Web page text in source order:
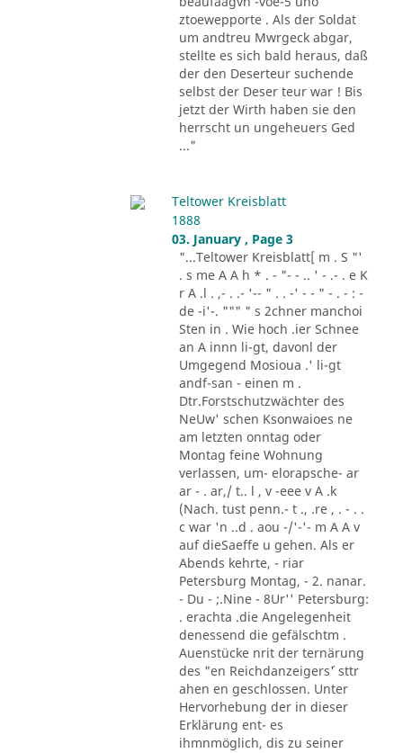
ztoewepporte . Als der Soldat
um andtreu Mwrgeck abgar,
stellte es sich bald heraus, daß
der den Deserteur suchende
selbst der Deser teur war ! Bis
jetzt der Wirth haben sie den
herrscht un ungeheuers Ged
..."
Teltower Kreisblatt
1888
03. January , Page 3
"...Teltower Kreisblatt[ m . S "'
. s me A A h * . - "- - .. ' - .- . e K
r A .l . ,- . .- '-- " . . -' - - " - . - : -
de -i'-. """ " s 2chner manchoi
Sten in . Wie hoch .ier Schnee
an A innn li-gt, davonl der
Umgegend Mosioua .' li-gt
andf-san - einen m .
Dtr.Forstschutzwächter des
NeUw' schen Ksonwaioes ne
am letzten onntag oder
Montag feine Wohnung
verlassen, um- elorapsche- ar
ar - . ar,/ t.. l , v -eee v A .k
(Nach. tust penn.- t ., .re , . - . .
c war 'n ..d . aou -/'-'- m A A v
auf dieSaeffe u gehen. Als er
Abends kehrte, - riar
Petersburg Montag, - 2. nanar.
- Du - ;.Nine - 8Ur'' Petersburg:
. erachta .die Angelegenheit
denessend die gefälschtm .
Auenstücke nrit der ternärung
des "en Reichdanzeigers´' sttr
ahen en geschlossen. Unter
Hervorhebung der in dieser
Erklärung ent- es
ihmnmöglich, dis zu seiner